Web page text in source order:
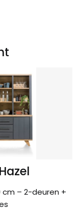
cm – 2-deuren +